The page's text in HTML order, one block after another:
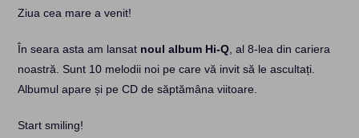
Ziua cea mare a venit!
În seara asta am lansat noul album Hi-Q , al 8-lea din cariera
noastră. Sunt 10 melodii noi pe care vă invit să le ascultați.
Albumul apare și pe CD de săptămâna viitoare.
Start smiling!